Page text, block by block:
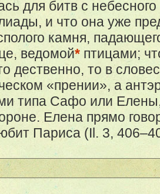
для битв с
и что она уже
камня,
ведомой* птицами;
дественно, то в
«прении», а
типа Сафо или
Елена прямо
Париса (Il. 3, 4